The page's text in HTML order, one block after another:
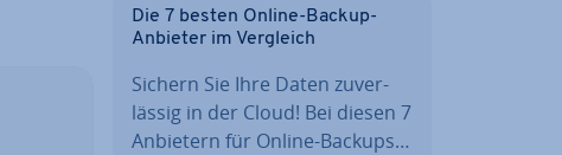
Die 7 besten Online-Backup-
Anbieter im Vergleich
Sichern Sie Ihre Daten zu­ver­
läs­sig in der Cloud! Bei diesen 7
Anbietern für Online-Backups…